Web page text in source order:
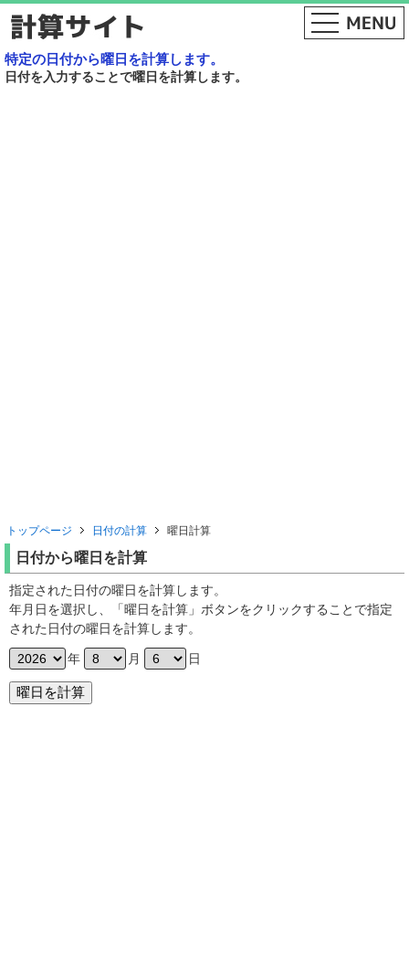
特定の日付から曜日を計算します。
日付を入力することで曜日を計算します。
トップページ 日付の計算 曜日計算
日付から曜日を計算
指定された日付の曜日を計算します。
年月日を選択し、「曜日を計算」ボタンをクリックすることで指定
された日付の曜日を計算します。
年 月 日